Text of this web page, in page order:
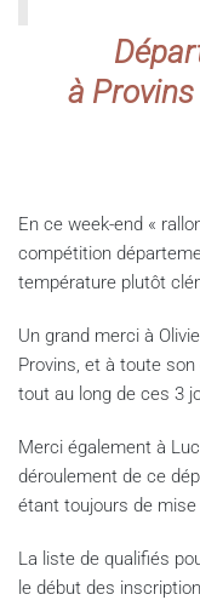
à
En ce week-end «
compétition
température plutôt
Un grand merci à
Provins, et à toute
tout au long de ces 3
Merci également à
déroulement de ce
étant toujours de
La liste de qualifiés
le début des